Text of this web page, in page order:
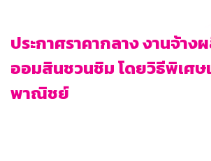
ประกาศราคากลาง งานจ้าง
ออมสินชวนชิม โดยวิธีพิเศษ
พาณิชย์